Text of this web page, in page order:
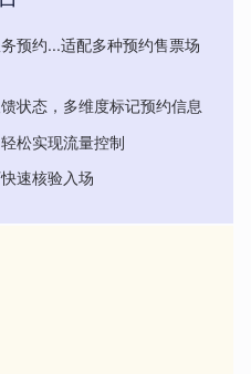
预约...适配多种预约售票场
状态，多维度标记预约信息
松实现流量控制
速核验入场